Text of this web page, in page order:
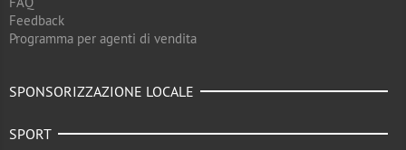
Feedback
Programma per agenti di vendita
SPONSORIZZAZIONE LOCALE
SPORT